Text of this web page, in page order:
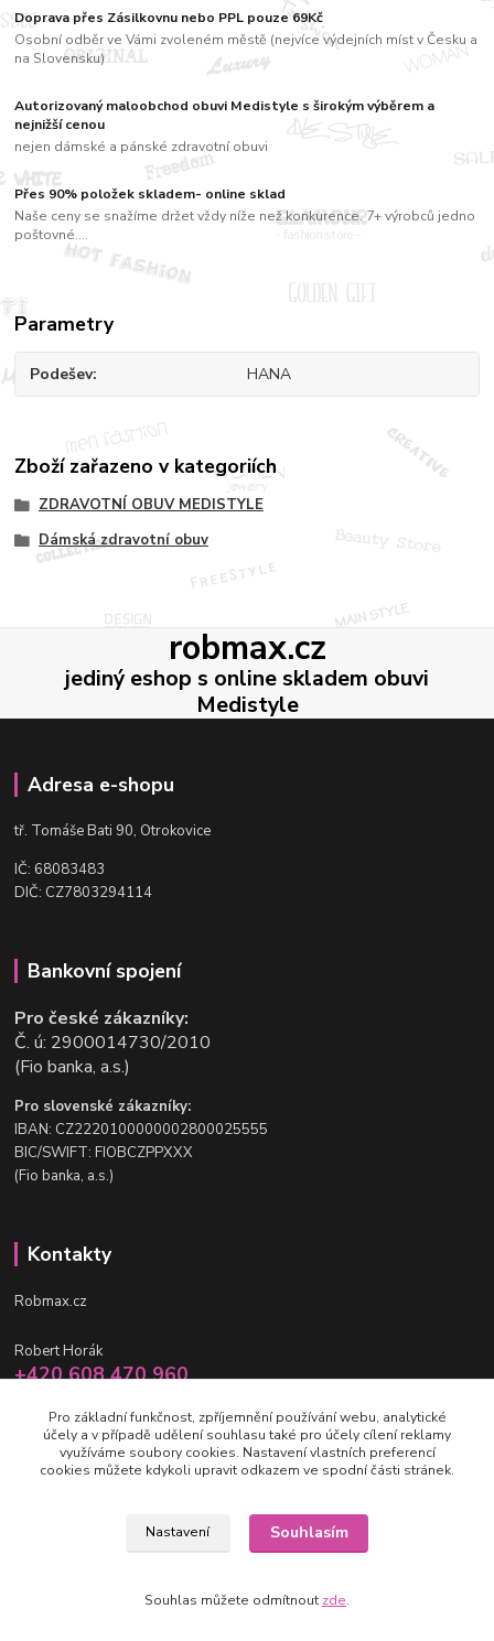
Doprava přes Zásilkovnu nebo PPL pouze 69Kč
Osobní odběr ve Vámi zvoleném městě (nejvíce výdejních míst v Česku a
na Slovensku)
Autorizovaný maloobchod obuvi Medistyle s širokým výběrem a
nejnižší cenou
nejen dámské a pánské zdravotní obuvi
Přes 90% položek skladem- online sklad
Naše ceny se snažíme držet vždy níže než konkurence. 7+ výrobců jedno
poštovné....
Parametry
Podešev HANA
Zboží zařazeno v kategoriích
ZDRAVOTNÍ OBUV MEDISTYLE
Dámská zdravotní obuv
robmax.cz
jediný eshop s online skladem obuvi
Medistyle
Adresa e-shopu
tř. Tomáše Bati 90, Otrokovice
IČ: 68083483
DIČ: CZ7803294114
Bankovní spojení
Pro české zákazníky:
Č. ú: 2900014730/2010
(Fio banka, a.s.)
Pro slovenské zákazníky:
IBAN: CZ2220100000002800025555
BIC/SWIFT: FIOBCZPPXXX
(Fio banka, a.s.)
Kontakty
Robmax.cz
Robert Horák
+420 608 470 960
info@robmax.cz
(c) Robmax 2015 - 2026
Pro základní funkčnost, zpříjemnění používání webu, analytické
účely a v případě udělení souhlasu také pro účely cílení reklamy
využíváme soubory cookies. Nastavení vlastních preferencí
cookies můžete kdykoli upravit odkazem ve spodní části stránek.
Nastavení Souhlasím
Souhlas můžete odmítnout zde.